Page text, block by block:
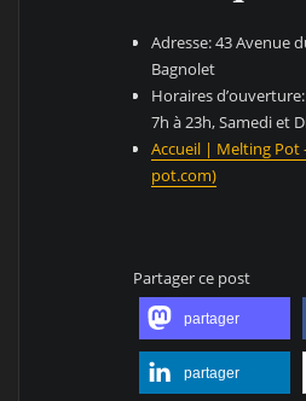
Adresse: 43 Avenue
Bagnolet
Horaires
7h à 23h, Samedi et
Accueil | Melting Pot
pot.com)
Partager ce post
partager
partager